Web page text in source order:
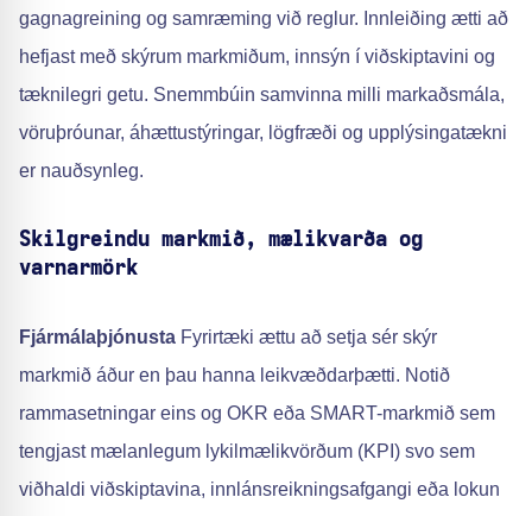
gagnagreining og samræming við reglur. Innleiðing ætti að
hefjast með skýrum markmiðum, innsýn í viðskiptavini og
tæknilegri getu. Snemmbúin samvinna milli markaðsmála,
vöruþróunar, áhættustýringar, lögfræði og upplýsingatækni
er nauðsynleg.
Skilgreindu markmið, mælikvarða og
varnarmörk
Fjármálaþjónusta Fyrirtæki ættu að setja sér skýr
markmið áður en þau hanna leikvæðdarþætti. Notið
rammasetningar eins og OKR eða SMART-markmið sem
tengjast mælanlegum lykilmælikvörðum (KPI) svo sem
viðhaldi viðskiptavina, innlánsreikningsafgangi eða lokun